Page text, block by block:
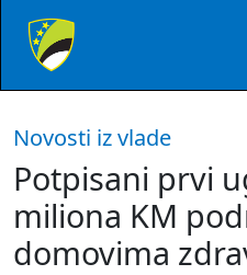
Novosti iz vlade
Potpisani prvi
miliona KM
domovima